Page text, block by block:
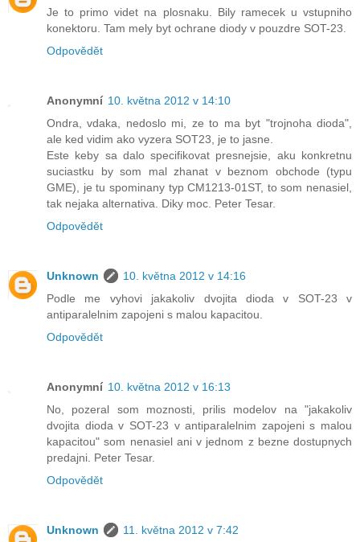
Je to primo videt na plosnaku. Bily ramecek u vstupniho
konektoru. Tam mely byt ochrane diody v pouzdre SOT-23.
Odpovědět
Anonymní 10. května 2012 v 14:10
Ondra, vdaka, nedoslo mi, ze to ma byt "trojnoha dioda",
ale ked vidim ako vyzera SOT23, je to jasne.
Este keby sa dalo specifikovat presnejsie, aku konkretnu
suciastku by som mal zhanat v beznom obchode (typu
GME), je tu spominany typ CM1213-01ST, to som nenasiel,
tak nejaka alternativa. Diky moc. Peter Tesar.
Odpovědět
Unknown
10. května 2012 v 14:16
Podle me vyhovi jakakoliv dvojita dioda v SOT-23 v
antiparalelnim zapojeni s malou kapacitou.
Odpovědět
Anonymní 10. května 2012 v 16:13
No, pozeral som moznosti, prilis modelov na "jakakoliv
dvojita dioda v SOT-23 v antiparalelnim zapojeni s malou
kapacitou" som nenasiel ani v jednom z bezne dostupnych
predajni. Peter Tesar.
Odpovědět
Unknown
11. května 2012 v 7:42